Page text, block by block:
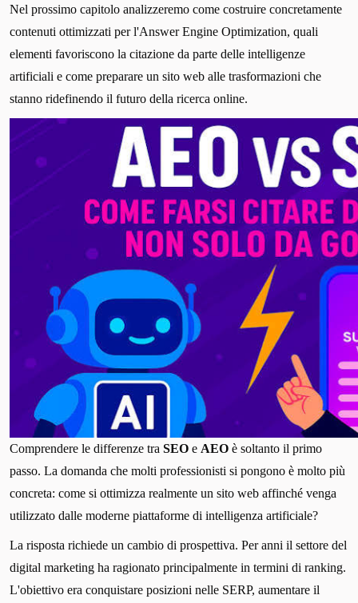
Nel prossimo capitolo analizzeremo come costruire concretamente
contenuti ottimizzati per l'Answer Engine Optimization, quali
elementi favoriscono la citazione da parte delle intelligenze
artificiali e come preparare un sito web alle trasformazioni che
stanno ridefinendo il futuro della ricerca online.
Comprendere le differenze tra SEO e AEO è soltanto il primo
passo. La domanda che molti professionisti si pongono è molto più
concreta: come si ottimizza realmente un sito web affinché venga
utilizzato dalle moderne piattaforme di intelligenza artificiale?
La risposta richiede un cambio di prospettiva. Per anni il settore del
digital marketing ha ragionato principalmente in termini di ranking.
L'obiettivo era conquistare posizioni nelle SERP, aumentare il